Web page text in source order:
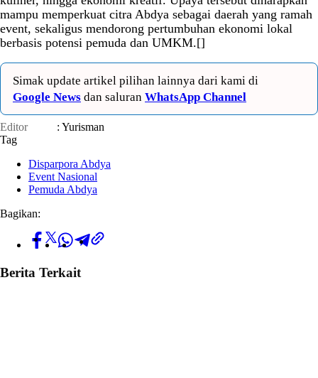
mampu memperkuat citra Abdya sebagai daerah yang ramah
event, sekaligus mendorong pertumbuhan ekonomi lokal
berbasis potensi pemuda dan UMKM.[]
Simak update artikel pilihan lainnya dari kami di
Google News dan saluran WhatsApp Channel
Editor
: Yurisman
Tag
Disparpora Abdya
Event Nasional
Pemuda Abdya
Bagikan:
Berita Terkait